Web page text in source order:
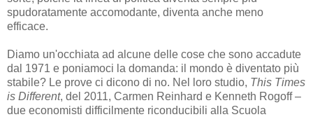
spudoratamente accomodante, diventa anche meno
efficace.
Diamo un'occhiata ad alcune delle cose che sono accadute
dal 1971 e poniamoci la domanda: il mondo è diventato più
stabile? Le prove ci dicono di no. Nel loro studio, This Times
is Different, del 2011, Carmen Reinhard e Kenneth Rogoff –
due economisti difficilmente riconducibili alla Scuola